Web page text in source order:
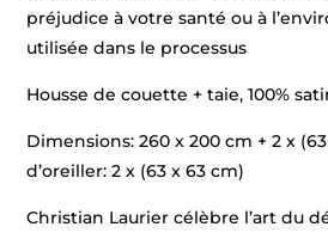
préjudice à votre santé ou à
utilisée dans le processus
Housse de couette + taie, 100%
Dimensions: 260 x 200 cm + 2 x
d’oreiller: 2 x (63 x 63 cm)
Christian Laurier célèbre l’art du